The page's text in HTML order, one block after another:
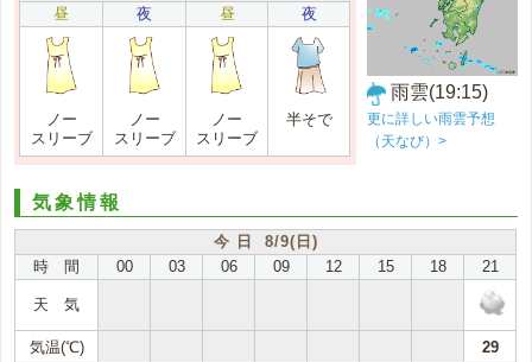
昼
夜 昼 夜
ノー
スリーブ
ノー
スリーブ
ノー
スリーブ
半そで
雨雲(19:15)
更に詳しい雨雲予想
（天なび）>
気象情報
今 日 8/9(日)
時 間
00 03 06 09 12 15 18 21
天 気
気温(℃)
29